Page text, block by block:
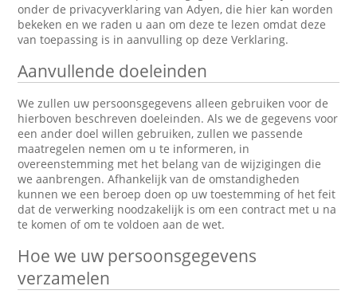
onder de privacyverklaring van Adyen, die hier kan worden
bekeken en we raden u aan om deze te lezen omdat deze
van toepassing is in aanvulling op deze Verklaring.
Aanvullende doeleinden
We zullen uw persoonsgegevens alleen gebruiken voor de
hierboven beschreven doeleinden. Als we de gegevens voor
een ander doel willen gebruiken, zullen we passende
maatregelen nemen om u te informeren, in
overeenstemming met het belang van de wijzigingen die
we aanbrengen. Afhankelijk van de omstandigheden
kunnen we een beroep doen op uw toestemming of het feit
dat de verwerking noodzakelijk is om een contract met u na
te komen of om te voldoen aan de wet.
Hoe we uw persoonsgegevens
verzamelen